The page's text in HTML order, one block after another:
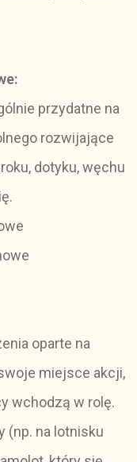
przydatne na
rozwijające
dotyku, węchu
oparte na
miejsce akcji,
wchodzą w rolę.
(np. na lotnisku